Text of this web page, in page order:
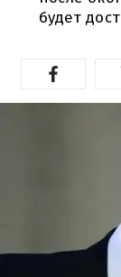
будет